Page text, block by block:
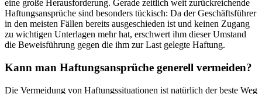
eine große Herausforderung. Gerade zeitlich weit zurückreichende
Haftungsansprüche sind besonders tückisch: Da der Geschäftsführer
in den meisten Fällen bereits ausgeschieden ist und keinen Zugang
zu wichtigen Unterlagen mehr hat, erschwert ihm dieser Umstand
die Beweisführung gegen die ihm zur Last gelegte Haftung.
Kann man Haftungsansprüche generell vermeiden?
Die Vermeidung von Haftungssituationen ist natürlich der beste Weg